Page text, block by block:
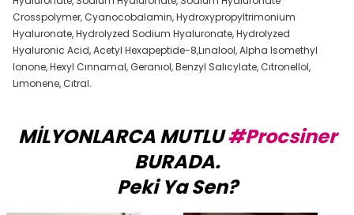
Crosspolymer, Cyanocobalamin, Hydroxypropyltrimonium
Hyaluronate, Hydrolyzed Sodium Hyaluronate, Hydrolyzed
Hyaluronic Acid, Acetyl Hexapeptide-8,Lınalool, Alpha Isomethyl
Ionone, Hexyl Cınnamal, Geranıol, Benzyl Salıcylate, Cıtronellol,
Lımonene, Cıtral.
MİLYONLARCA MUTLU#Procsiner
BURADA.
Peki Ya Sen?